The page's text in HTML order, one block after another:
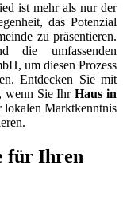
ist mehr als nur der
das Potenzial
zu präsentieren.
die umfassenden
um diesen Prozess
Entdecken Sie mit
wenn Sie IhrHaus in
lokalen Marktkenntnis
für Ihren